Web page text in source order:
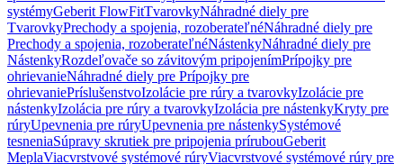
systémyGeberit FlowFitTvarovkyNáhradné diely pre
TvarovkyPrechody a spojenia, rozoberateľnéNáhradné diely pre
Prechody a spojenia, rozoberateľnéNástenkyNáhradné diely pre
NástenkyRozdeľovače so závitovým pripojenímPrípojky pre
ohrievanieNáhradné diely pre Prípojky pre
ohrievaniePríslušenstvoIzolácie pre rúry a tvarovkyIzolácie pre
nástenkyIzolácia pre rúry a tvarovkyIzolácia pre nástenkyKryty pre
rúryUpevnenia pre rúryUpevnenia pre nástenkySystémové
tesneniaSúpravy skrutiek pre pripojenia prírubouGeberit
MeplaViacvrstvové systémové rúryViacvrstvové systémové rúry pre